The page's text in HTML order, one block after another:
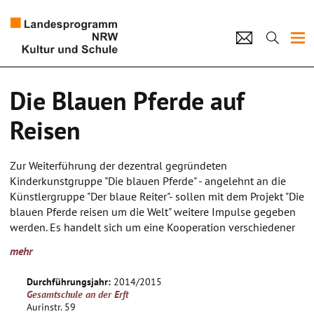
Künstlerpool
Kultur und Schule
home Impressum Datenschutz Kontakt
Die Blauen Pferde auf
Reisen
Zur Weiterführung der dezentral gegründeten
Kinderkunstgruppe "Die blauen Pferde" - angelehnt an die
Künstlergruppe "Der blaue Reiter"- sollen mit dem Projekt "Die
blauen Pferde reisen um die Welt" weitere Impulse gegeben
werden. Es handelt sich um eine Kooperation verschiedener
Süden: St. Peter-Kindergarten in Hoisten, Richard- Schirrman-
und die Gesamtschule An der Erft, Weckhoven/Selikum.
Die Inspirationsquellen der Blauen Reiter sind u.a.
mehr
Durchführungsjahr: 2014/2015
Gesamtschule an der Erft
Aurinstr. 59